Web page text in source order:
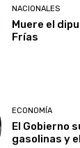
NACIONALES
Muere el
Frías
ECONOMÍA
El Gobierno
gasolinas y